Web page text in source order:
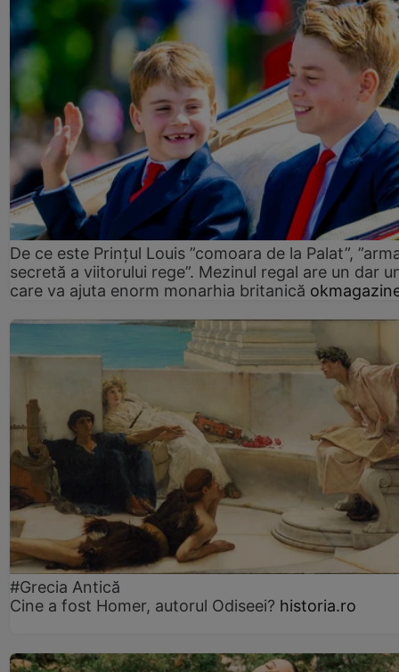
De ce este Prințul Louis ”comoara de la Palat”,
secretă a viitorului rege”. Mezinul regal are un dar
care va ajuta enorm monarhia britanică
#Grecia Antică
Cine a fost Homer, autorul Odiseei? historia.ro